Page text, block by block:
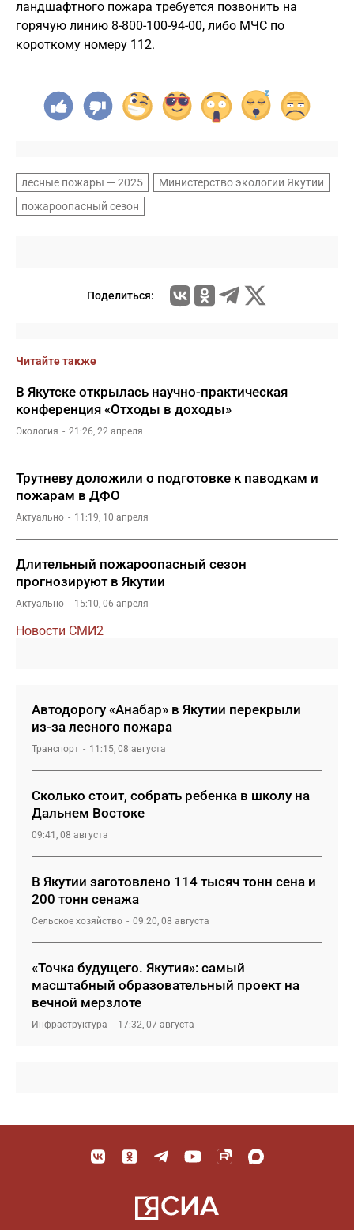
ландшафтного пожара требуется позвонить на
горячую линию 8-800-100-94-00, либо МЧС по
короткому номеру 112.
лесные пожары — 2025
Министерство экологии Якутии
пожароопасный сезон
Поделиться:
Читайте также
В Якутске открылась научно-практическая
конференция «Отходы в доходы»
Экология 21:26, 22 апреля
Трутневу доложили о подготовке к паводкам и
пожарам в ДФО
Актуально 11:19, 10 апреля
Длительный пожароопасный сезон
прогнозируют в Якутии
Актуально 15:10, 06 апреля
Новости СМИ2
Автодорогу «Анабар» в Якутии перекрыли
из-за лесного пожара
Транспорт 11:15, 08 августа
Сколько стоит, собрать ребенка в школу на
Дальнем Востоке
09:41, 08 августа
В Якутии заготовлено 114 тысяч тонн сена и
200 тонн сенажа
Сельское хозяйство 09:20, 08 августа
«Точка будущего. Якутия»: самый
масштабный образовательный проект на
вечной мерзлоте
Инфраструктура 17:32, 07 августа